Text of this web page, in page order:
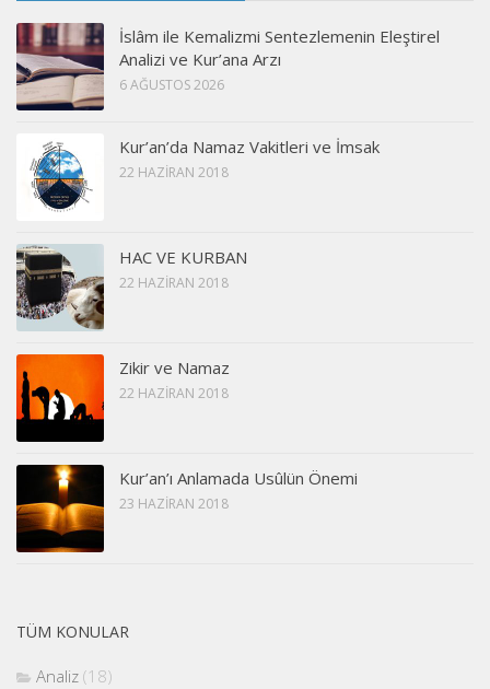
İslâm ile Kemalizmi Sentezlemenin Eleştirel
Analizi ve Kur’ana Arzı
6 AĞUSTOS 2026
Kur’an’da Namaz Vakitleri ve İmsak
22 HAZIRAN 2018
HAC VE KURBAN
22 HAZIRAN 2018
Zikir ve Namaz
22 HAZIRAN 2018
Kur’an’ı Anlamada Usûlün Önemi
23 HAZIRAN 2018
TÜM KONULAR
Analiz (18)